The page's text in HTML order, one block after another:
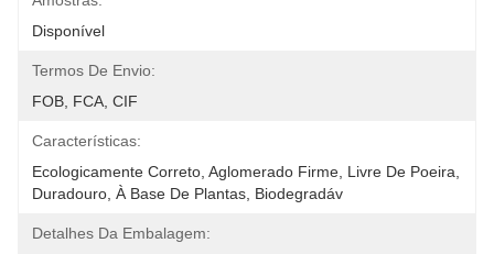
Disponível
Termos De Envio:
FOB, FCA, CIF
Características:
Ecologicamente Correto, Aglomerado Firme, Livre De Poeira,
Duradouro, À Base De Plantas, Biodegradáv
Detalhes Da Embalagem: